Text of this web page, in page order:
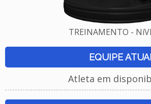
TREINAMENTO -
EQUIPE
Atleta em